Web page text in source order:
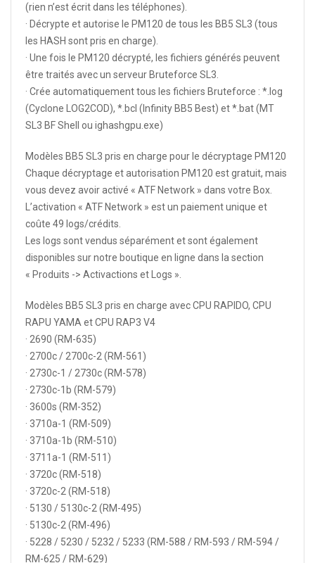
(rien n’est écrit dans les téléphones).
· Décrypte et autorise le PM120 de tous les BB5 SL3 (tous
les HASH sont pris en charge).
· Une fois le PM120 décrypté, les fichiers générés peuvent
être traités avec un serveur Bruteforce SL3.
· Crée automatiquement tous les fichiers Bruteforce : *.log
(Cyclone LOG2COD), *.bcl (Infinity BB5 Best) et *.bat (MT
SL3 BF Shell ou ighashgpu.exe)
Modèles BB5 SL3 pris en charge pour le décryptage PM120
Chaque décryptage et autorisation PM120 est gratuit, mais
vous devez avoir activé « ATF Network » dans votre Box.
L’activation « ATF Network » est un paiement unique et
coûte 49 logs/crédits.
Les logs sont vendus séparément et sont également
disponibles sur notre boutique en ligne dans la section
« Produits -> Activactions et Logs ».
Modèles BB5 SL3 pris en charge avec CPU RAPIDO, CPU
RAPU YAMA et CPU RAP3 V4
· 2690 (RM-635)
· 2700c / 2700c-2 (RM-561)
· 2730c-1 / 2730c (RM-578)
· 2730c-1b (RM-579)
· 3600s (RM-352)
· 3710a-1 (RM-509)
· 3710a-1b (RM-510)
· 3711a-1 (RM-511)
· 3720c (RM-518)
· 3720c-2 (RM-518)
· 5130 / 5130c-2 (RM-495)
· 5130c-2 (RM-496)
· 5228 / 5230 / 5232 / 5233 (RM-588 / RM-593 / RM-594 /
RM-625 / RM-629)